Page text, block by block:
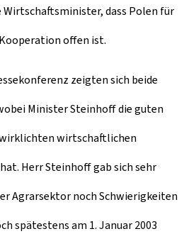
dass Polen für
offen ist.
zeigten sich beide
Minister Steinhoff die guten
wirtschaftlichen
Herr Steinhoff gab sich sehr
Agrarsektor noch Schwierigkeiten
spätestens am 1. Januar 2003